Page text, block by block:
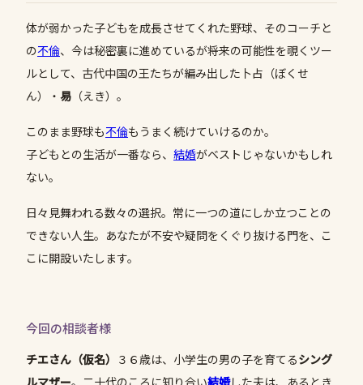
体が弱かった子どもを成長させてくれた野球、そのコーチと
の不倫、今は秘密裏に進めているが――将来の可能性を覗くツー
ルとして、古代中国の王たちが編み出した卜占（ぼくせ
ん）・ 易 （えき）。
このまま野球も不倫もうまく続けていけるのか。
子どもとの生活が一番なら、 結婚がベストじゃないかもしれ
ない。
日々見舞われる数々の選択。常に一つの道にしか立つことの
できない人生。あなたが不安や疑問をくぐり抜ける門を、こ
こに開設いたします。
今回の相談者様
チエさん（仮名） ３６歳は、小学生の男の子を育てるシング